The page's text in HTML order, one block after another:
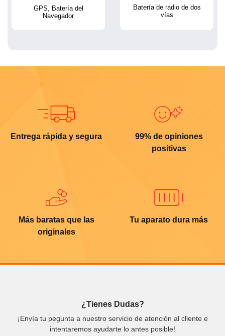
GPS, Batería del
Navegador
Batería de radio de dos
vías
Entrega rápida y segura
99% de opiniones
positivas
Más baratas que las
originales
Tu aparato dura más
¿Tienes Dudas?
¡Envía tu pegunta a nuestro servicio de atención al cliente e
intentaremos ayudarte lo antes posible!